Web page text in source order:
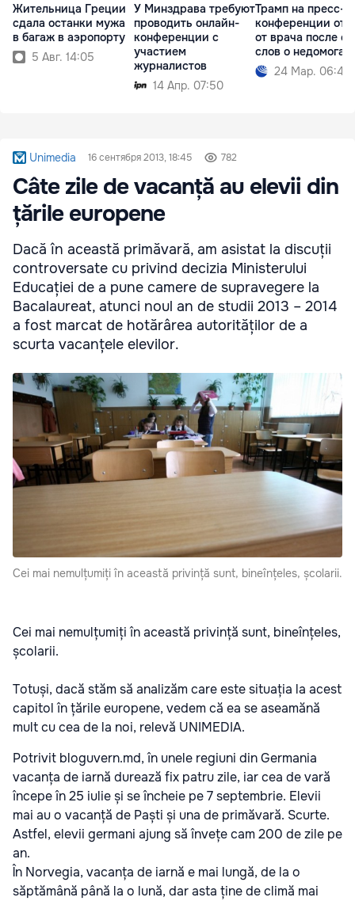
Жительница Греции
сдала останки мужа
в багаж в аэропорту
5 Авг. 14:05
У Минздрава требуют
проводить онлайн-
конференции с
участием
журналистов
14 Апр. 07:50
Трамп на пресс-
конференции
от врача после ее
слов о
24 Мар. 06:40
Unimedia 16 сентября 2013, 18:45 782
Câte zile de vacanță au elevii din
țările europene
Dacă în această primăvară, am asistat la discuții
controversate cu privind decizia Ministerului
Educației de a pune camere de supravegere la
Bacalaureat, atunci noul an de studii 2013 – 2014
a fost marcat de hotărârea autorităților de a
scurta vacanțele elevilor.
Cei mai nemulțumiți în această privință sunt, bineînțeles, școlarii.
Cei mai nemulțumiți în această privință sunt, bineînțeles,
școlarii.
Totuși, dacă stăm să analizăm care este situația la acest
capitol în țările europene, vedem că ea se aseamănă
mult cu cea de la noi, relevă UNIMEDIA.
Potrivit bloguvern.md, în unele regiuni din Germania
vacanța de iarnă durează fix patru zile, iar cea de vară
începe în 25 iulie și se încheie pe 7 septembrie. Elevii
mai au o vacanță de Paști și una de primăvară. Scurte.
Astfel, elevii germani ajung să învețe cam 200 de zile pe
an.
În Norvegia, vacanța de iarnă e mai lungă, de la o
săptămână până la o lună, dar asta ține de climă mai